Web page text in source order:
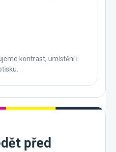
kontrast, umístění i
před